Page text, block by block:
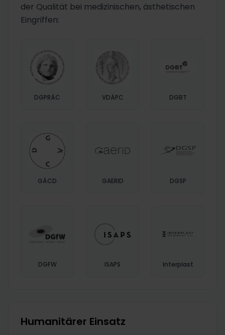
der Qualität bei medizinischen, ästhetischen
Eingriffen:
DGPRÄC VDÄPC DGBT
GÄCD GAERID DGSP
DGFW ISAPS Interplast
Humanitärer Einsatz